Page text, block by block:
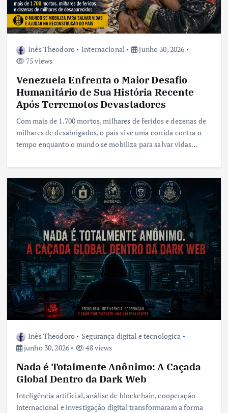
Inês Theodoro Internacional
junho 30, 2026
75 views
Venezuela Enfrenta o Maior Desafio
Humanitário de Sua História Recente
Após Terremotos Devastadores
Com mais de 1.700 mortos, milhares de feridos e dezenas de
milhares de desabrigados, o país vive uma corrida contra o
tempo enquanto o mundo se mobiliza para salvar vidas…
Inês Theodoro
Segurança digital e tecnologica
junho 30, 2026
48 views
Nada é Totalmente Anônimo: A Caçada
Global Dentro da Dark Web
Inteligência artificial, análise de blockchain, cooperação
internacional e investigação digital transformaram a forma